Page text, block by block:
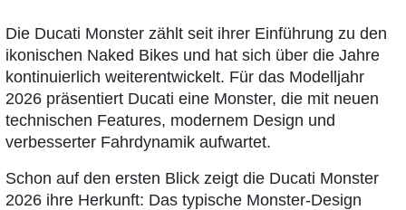
Die Ducati Monster zählt seit ihrer Einführung zu den
ikonischen Naked Bikes und hat sich über die Jahre
kontinuierlich weiterentwickelt. Für das Modelljahr
2026 präsentiert Ducati eine Monster, die mit neuen
technischen Features, modernem Design und
verbesserter Fahrdynamik aufwartet.
Schon auf den ersten Blick zeigt die Ducati Monster
2026 ihre Herkunft: Das typische Monster-Design